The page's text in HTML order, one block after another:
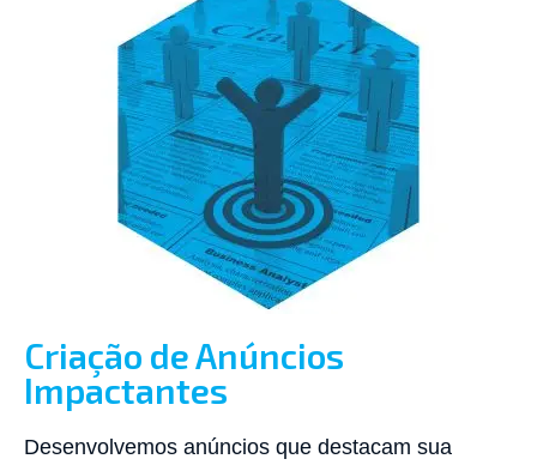
Criação de Anúncios
Impactantes
Desenvolvemos anúncios que destacam sua